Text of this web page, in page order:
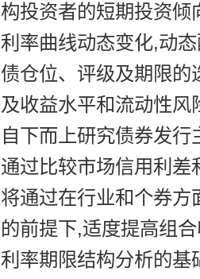
构投资者的短期投资
利率曲线动态变化,动
债仓位、评级及期限
及收益水平和流动性
自下而上研究债券发
通过比较市场信用利
将通过在行业和个券
的前提下,适度提高组
利率期限结构分析的